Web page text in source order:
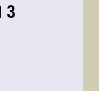
3